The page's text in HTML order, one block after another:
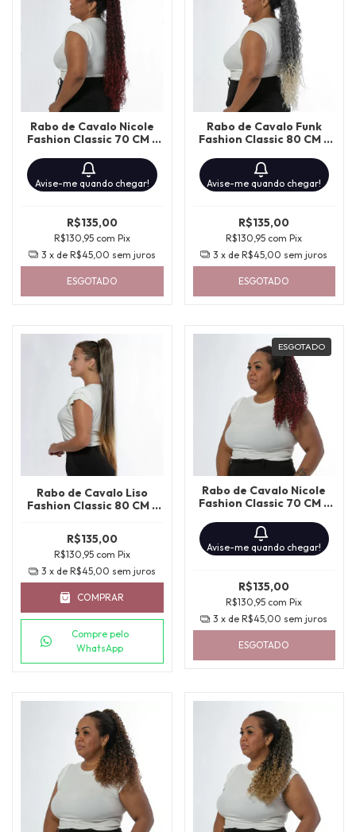
Rabo de Cavalo Nicole
Fashion Classic 70 CM -
Avise-me quando chegar!
R$135,00
R$130,95 com Pix
3 x de R$45,00 sem juros
ESGOTADO
Rabo de Cavalo Funk
Fashion Classic 80 CM -
Avise-me quando chegar!
R$135,00
R$130,95 com Pix
3 x deR$45,00 sem juros
ESGOTADO
Rabo de Cavalo Liso
Fashion Classic 80 CM -
R$135,00
R$130,95 com Pix
3 x de R$45,00 sem juros
COMPRAR
Compre pelo
WhatsApp
ESGOTADO
Rabo de Cavalo Nicole
Fashion Classic 70 CM -
Avise-me quando chegar!
R$135,00
R$130,95 com Pix
3 x deR$45,00 sem juros
ESGOTADO